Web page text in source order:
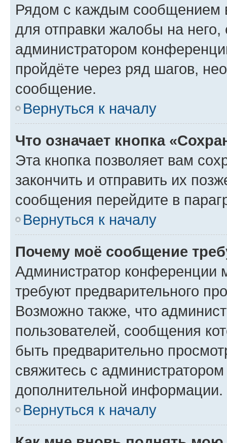
Рядом с каждым сообщением
для отправки жалобы на
администратором
пройдёте через ряд шагов,
сообщение.
Вернуться к началу
Что означает кнопка
Эта кнопка позволяет вам
закончить и отправить их
сообщения перейдите в
Вернуться к началу
Почему моё сообщение
Администратор конференции
требуют предварительного
Возможно также, что
пользователей, сообщения
быть предварительно
свяжитесь с
дополнительной информации.
Вернуться к началу